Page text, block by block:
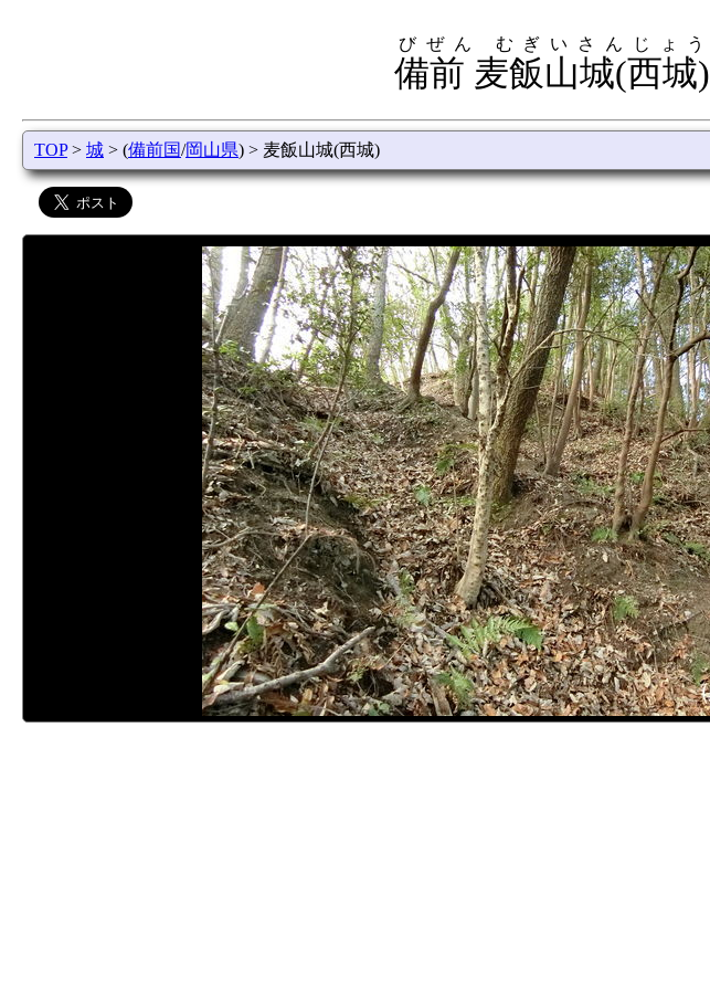
備前 麦飯山城(西城)
びぜん むぎいさんじょう
TOP> 城 > (備前国/岡山県) > 麦飯山城(西城)